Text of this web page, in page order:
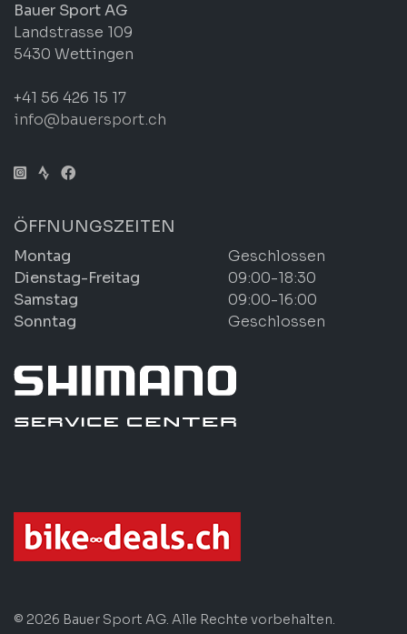
Bauer Sport AG
Landstrasse 109
5430 Wettingen
+41 56 426 15 17
info@bauersport.ch
ÖFFNUNGSZEITEN
Montag
Geschlossen
Dienstag-Freitag
09:00-18:30
Samstag
09:00-16:00
Sonntag
Geschlossen
© 2026 Bauer Sport AG. Alle Rechte vorbehalten.